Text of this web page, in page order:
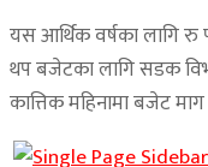
यस आर्थिक वर्षका लागि रु
थप बजेटका लागि सडक
कात्तिक महिनामा बजेट